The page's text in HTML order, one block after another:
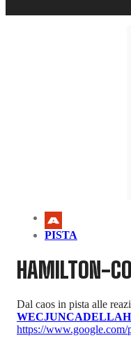
PISTA
HAMILTON-
Dal caos in pista alle
WECJUNCADELLA
https://www.google.com/